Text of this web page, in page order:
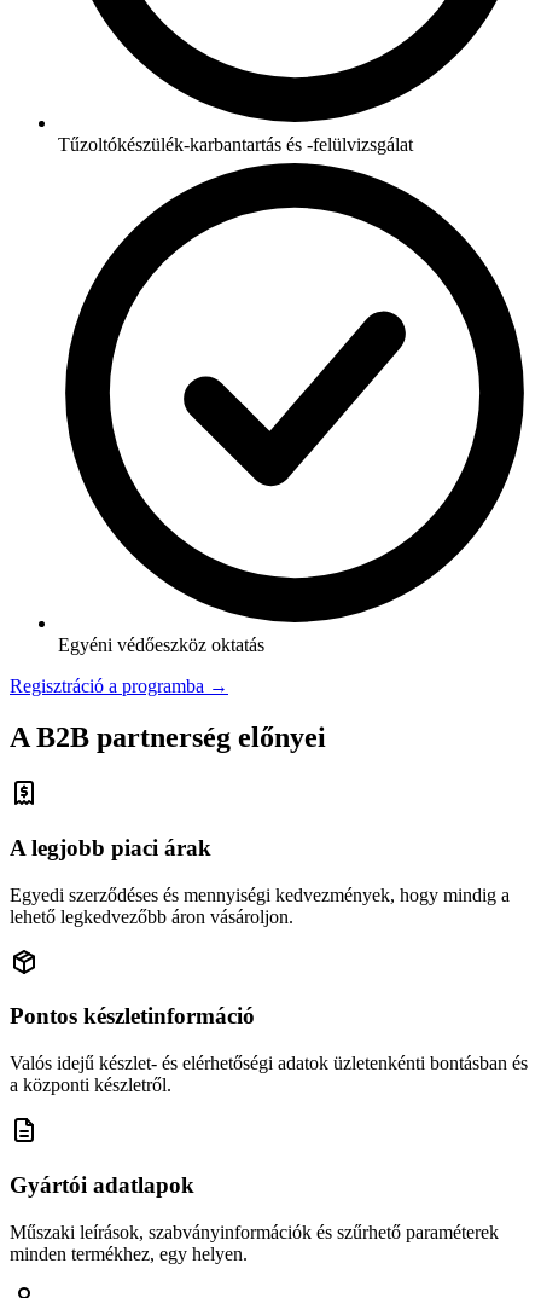
Tűzoltókészülék-karbantartás és -felülvizsgálat
Egyéni védőeszköz oktatás
Regisztráció a programba →
A B2B partnerség előnyei
A legjobb piaci árak
Egyedi szerződéses és mennyiségi kedvezmények, hogy mindig a
lehető legkedvezőbb áron vásároljon.
Pontos készletinformáció
Valós idejű készlet- és elérhetőségi adatok üzletenkénti bontásban és
a központi készletről.
Gyártói adatlapok
Műszaki leírások, szabványinformációk és szűrhető paraméterek
minden termékhez, egy helyen.